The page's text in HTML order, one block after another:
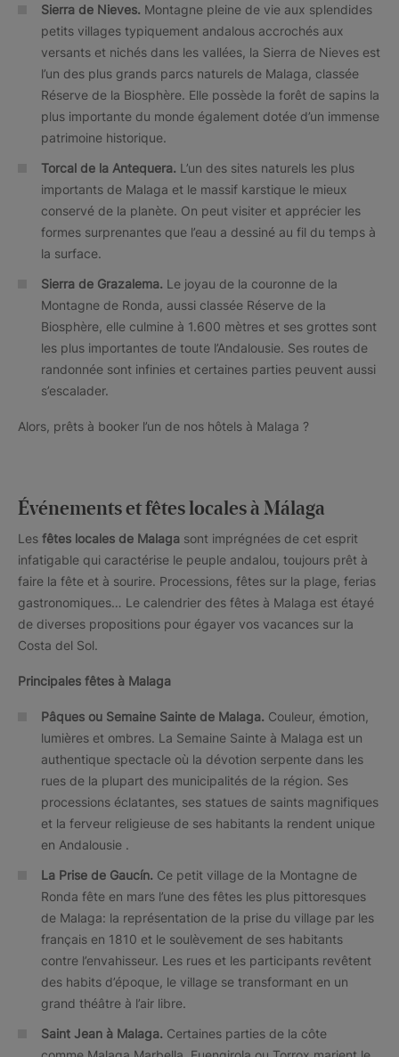
Sierra de Nieves. Montagne pleine de vie aux splendides
petits villages typiquement andalous accrochés aux
versants et nichés dans les vallées, la Sierra de Nieves est
l’un des plus grands parcs naturels de Malaga, classée
Réserve de la Biosphère. Elle possède la forêt de sapins la
plus importante du monde également dotée d’un immense
patrimoine historique.
Torcal de la Antequera. L’un des sites naturels les plus
importants de Malaga et le massif karstique le mieux
conservé de la planète. On peut visiter et apprécier les
formes surprenantes que l’eau a dessiné au fil du temps à
la surface.
Sierra de Grazalema. Le joyau de la couronne de la
Montagne de Ronda, aussi classée Réserve de la
Biosphère, elle culmine à 1.600 mètres et ses grottes sont
les plus importantes de toute l’Andalousie. Ses routes de
randonnée sont infinies et certaines parties peuvent aussi
s’escalader.
Alors, prêts à booker l’un de nos hôtels à Malaga ?
Événements et fêtes locales à Málaga
Les fêtes locales de Malaga sont imprégnées de cet esprit
infatigable qui caractérise le peuple andalou, toujours prêt à
faire la fête et à sourire. Processions, fêtes sur la plage, ferias
gastronomiques… Le calendrier des fêtes à Malaga est étayé
de diverses propositions pour égayer vos vacances sur la
Costa del Sol.
Principales fêtes à Malaga
Pâques ou Semaine Sainte de Malaga. Couleur, émotion,
lumières et ombres. La Semaine Sainte à Malaga est un
authentique spectacle où la dévotion serpente dans les
rues de la plupart des municipalités de la région. Ses
processions éclatantes, ses statues de saints magnifiques
et la ferveur religieuse de ses habitants la rendent unique
en Andalousie .
La Prise de Gaucín. Ce petit village de la Montagne de
Ronda fête en mars l’une des fêtes les plus pittoresques
de Malaga: la représentation de la prise du village par les
français en 1810 et le soulèvement de ses habitants
contre l’envahisseur. Les rues et les participants revêtent
des habits d’époque, le village se transformant en un
grand théâtre à l’air libre.
Saint Jean à Malaga. Certaines parties de la côte